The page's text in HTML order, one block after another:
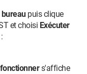
puis clique
et choisi Exécuter
s'affiche